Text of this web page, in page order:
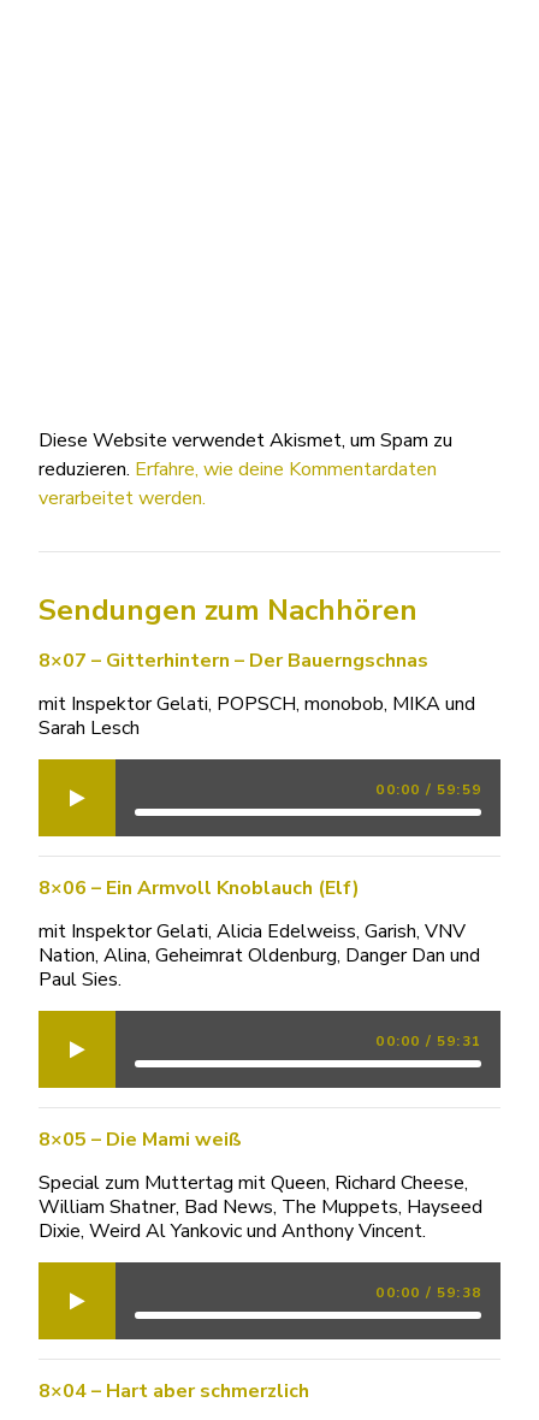
Diese Website verwendet Akismet, um Spam zu
reduzieren. Erfahre, wie deine Kommentardaten
verarbeitet werden.
Sendungen zum Nachhören
8×07 – Gitterhintern – Der Bauerngschnas
mit Inspektor Gelati, POPSCH, monobob, MIKA und
Sarah Lesch
00:00 / 59:59
8×06 – Ein Armvoll Knoblauch (Elf)
mit Inspektor Gelati, Alicia Edelweiss, Garish, VNV
Nation, Alina, Geheimrat Oldenburg, Danger Dan und
Paul Sies.
00:00 / 59:31
8×05 – Die Mami weiß
Special zum Muttertag mit Queen, Richard Cheese,
William Shatner, Bad News, The Muppets, Hayseed
Dixie, Weird Al Yankovic und Anthony Vincent.
00:00 / 59:38
8×04 – Hart aber schmerzlich